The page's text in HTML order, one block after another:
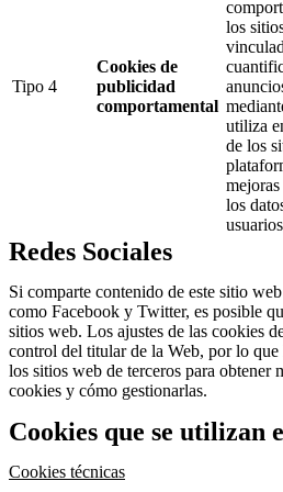
Tipo 4
Cookies de
publicidad
comportamental
los
utiliza
de los
los
Redes Sociales
Si comparte contenido de este sitio
como Facebook y Twitter, es posible
sitios web. Los ajustes de las cookies
control del titular de la Web, por lo
los sitios web de terceros para obtener
cookies y cómo gestionarlas.
Cookies que se utilizan
Cookies técnicas